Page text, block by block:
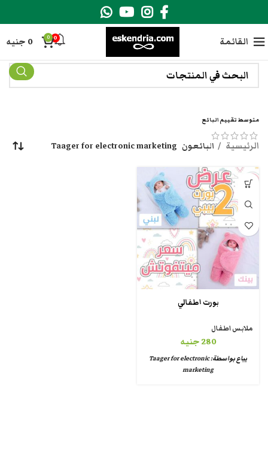
القائمة 0
0
0 جنيه
متوسط تقييم البائع
الرئيسية البائعون Taager for electronic marketing
بورت اطفالي
ملابس اطفال
280جنيه
يباع بواسطة:Taager for electronic
marketing